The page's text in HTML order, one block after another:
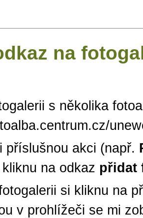
na
s několika
příslušnou akci (např.
na odkaz přidat
si kliknu na
v prohlížeči se mi